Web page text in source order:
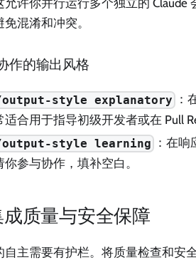
允许你并行运行多个独立的
免混淆和冲突。
作的输出风格
style explanatory
：
适合用于指导初级开发者或在 Pull
style learning ：在响
你参与协作，填补空白。
成质量与安全保障
自主需要有护栏。将质量检查和安